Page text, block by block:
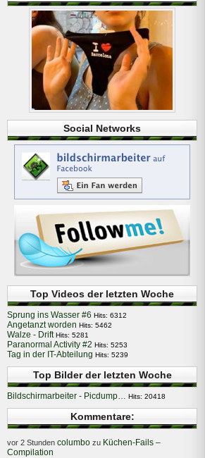
Social Networks
Top Videos der letzten Woche
Sprung ins Wasser #6 Hits: 6312
Angetanzt worden Hits: 5462
Walze - Drift Hits: 5281
Paranormal Activity #2 Hits: 5253
Tag in der IT-Abteilung Hits: 5239
Top Bilder der letzten Woche
Bildschirmarbeiter - Picdump… Hits: 20418
Kommentare:
vor 2 Stunden columbo zu Küchen-Fails –
Compilation